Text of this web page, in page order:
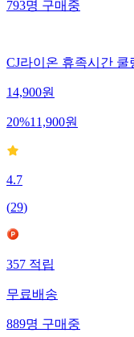
793명구매중
CJ라이온 휴족시간
14,900원
20%11,900원
4.7
(29)
357적립
무료배송
889명구매중